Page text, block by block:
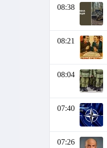
08:38
08:21
08:04
07:40
07:26